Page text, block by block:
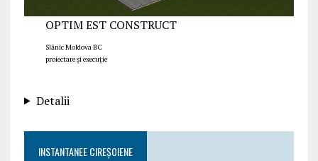
OPTIM EST CONSTRUCT
Slănic Moldova BC
proiectare și execuție
Detalii
INSTANTANEE CIREȘOIENE